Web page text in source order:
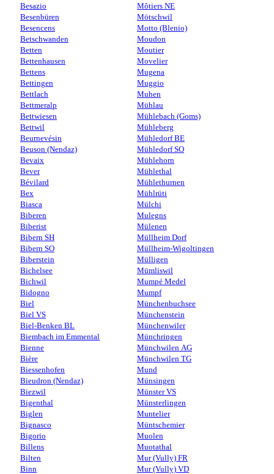
Besazio
Besenbüren
Besencens
Betschwanden
Betten
Bettenhausen
Bettens
Bettingen
Bettlach
Bettmeralp
Bettwiesen
Bettwil
Beurnevésin
Beuson (Nendaz)
Bevaix
Bever
Bévilard
Bex
Biasca
Biberen
Biberist
Bibern SH
Bibern SO
Biberstein
Bichelsee
Bichwil
Bidogno
Biel
Biel VS
Biel-Benken BL
Biembach im Emmental
Bienne
Bière
Biessenhofen
Bieudron (Nendaz)
Biezwil
Bigenthal
Biglen
Bignasco
Bigorio
Billens
Bilten
Binn
Môtiers NE
Mötschwil
Motto (Blenio)
Moudon
Moutier
Movelier
Mugena
Muggio
Muhen
Mühlau
Mühlebach (Goms)
Mühleberg
Mühledorf BE
Mühledorf SO
Mühlehorn
Mühlethal
Mühlethurnen
Mühlrüti
Mülchi
Mulegns
Mülenen
Müllheim Dorf
Müllheim-Wigoltingen
Mülligen
Mümliswil
Mumpé Medel
Mumpf
Münchenbuchsee
Münchenstein
Münchenwiler
Münchringen
Münchwilen AG
Münchwilen TG
Mund
Münsingen
Münster VS
Münsterlingen
Muntelier
Müntschemier
Muolen
Muotathal
Mur (Vully) FR
Mur (Vully) VD